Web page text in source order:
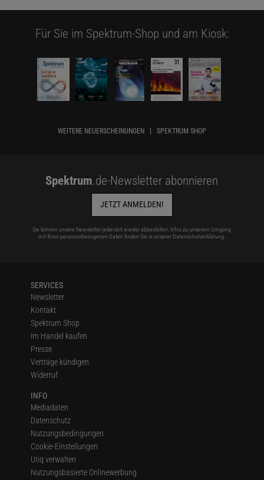
Für Sie im Spektrum-Shop und am Kiosk:
WEITERE NEUERSCHEINUNGEN SPEKTRUM SHOP
Spektrum.de-Newsletter abonnieren
JETZT ANMELDEN!
Sie können unsere Newsletter jederzeit wieder abbestellen. Infos zu unserem Umgang
mit Ihren personenbezogenen Daten finden Sie in unserer Datenschutzerklärung.
SERVICES
Newsletter
Kontakt
Spektrum Shop
Im Handel kaufen
Presse
Verträge kündigen
Widerruf
INFO
Mediadaten
Datenschutz
Nutzungsbedingungen
Cookie-Einstellungen
Utiq verwalten
Nutzungsbasierte Onlinewerbung